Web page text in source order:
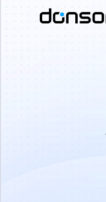
首页